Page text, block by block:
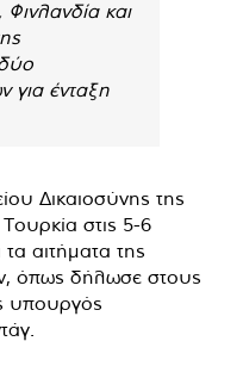
και
για ένταξη
Δικαιοσύνης της
στις 5-6
αιτήματα της
όπως δήλωσε στους
υπουργός